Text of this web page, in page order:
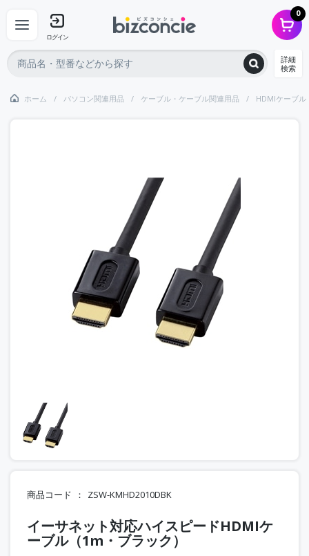
ログイン
0
詳細
検索
ホーム パソコン関連用品 ケーブル・ケーブル関連用品 HDMIケーブル
商品コード ZSW-KMHD2010DBK
イーサネット対応ハイスピードHDMIケ
ーブル（1m・ブラック）